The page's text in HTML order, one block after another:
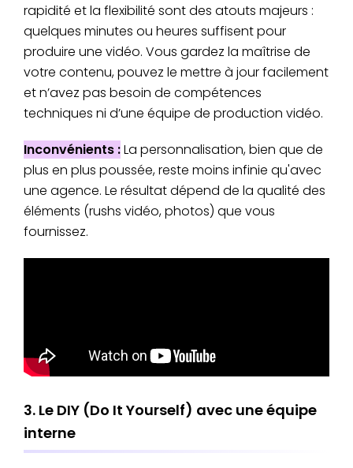
rapidité et la flexibilité sont des atouts majeurs :
quelques minutes ou heures suffisent pour
produire une vidéo. Vous gardez la maîtrise de
votre contenu, pouvez le mettre à jour facilement
et n’avez pas besoin de compétences
techniques ni d’une équipe de production vidéo.
Inconvénients :La personnalisation, bien que de
plus en plus poussée, reste moins infinie qu'avec
une agence. Le résultat dépend de la qualité des
éléments (rushs vidéo, photos) que vous
fournissez.
3. Le DIY (Do It Yourself) avec une équipe
interne